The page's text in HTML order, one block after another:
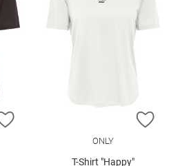
ZUR WUNSCHLISTE HINZUFÜGEN
ZUR
ONLY
T-Shirt "Happy"